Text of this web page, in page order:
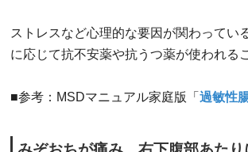
ストレスなど心理的な要因が関わってい
に応じて抗不安薬や抗うつ薬が使われる
■参考：MSDマニュアル家庭版「 過敏性